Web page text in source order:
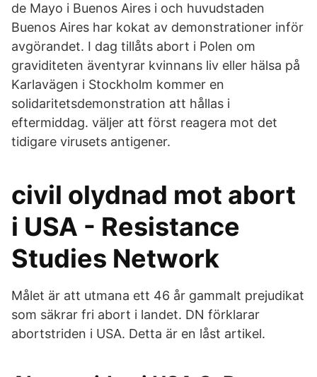
de Mayo i Buenos Aires i och huvudstaden
Buenos Aires har kokat av demonstrationer inför
avgörandet. I dag tillåts abort i Polen om
graviditeten äventyrar kvinnans liv eller hälsa på
Karlavägen i Stockholm kommer en
solidaritetsdemonstration att hållas i
eftermiddag. väljer att först reagera mot det
tidigare virusets antigener.
civil olydnad mot abort
i USA - Resistance
Studies Network
Målet är att utmana ett 46 år gammalt prejudikat
som säkrar fri abort i landet. DN förklarar
abortstriden i USA. Detta är en låst artikel.